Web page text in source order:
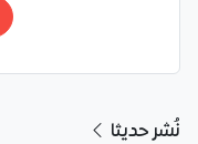
نُشر حديثا